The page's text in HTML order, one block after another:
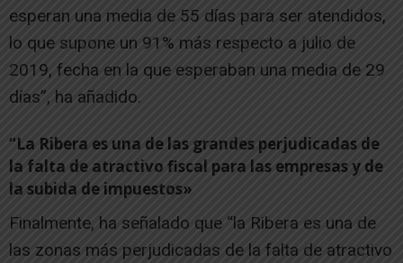
esperan una media de 55 días para ser atendidos,
lo que supone un 91% más respecto a julio de
2019, fecha en la que esperaban una media de 29
días”, ha añadido.
“La Ribera es una de las grandes perjudicadas de
la falta de atractivo fiscal para las empresas y de
la subida de impuestos»
Finalmente, ha señalado que “la Ribera es una de
las zonas más perjudicadas de la falta de atractivo